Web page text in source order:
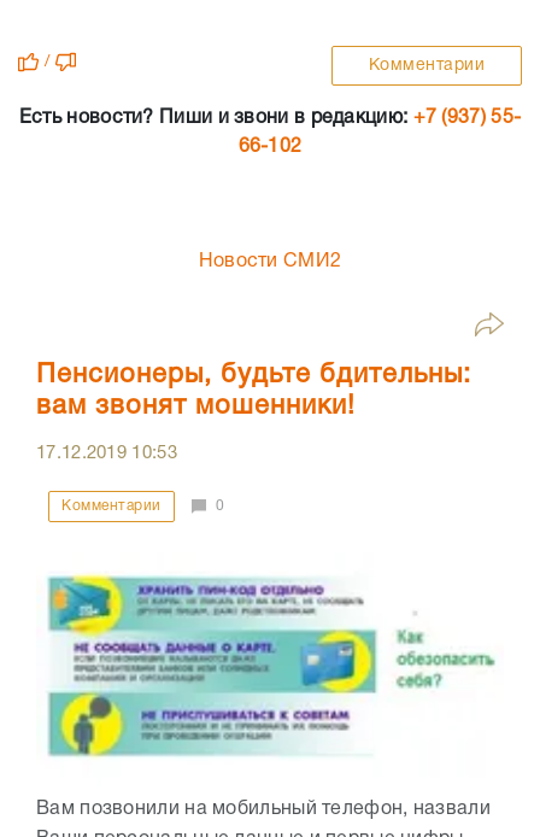
/ Комментарии
Есть новости? Пиши и звони в редакцию: +7 (937) 55-
66-102
Новости СМИ2
Пенсионеры, будьте бдительны:
вам звонят мошенники!
17.12.2019 10:53
Комментарии 0
Вам позвонили на мобильный телефон, назвали